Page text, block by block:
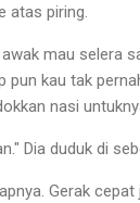
atas piring.
mau selera
pun kau tak
nasi
Dia duduk di
Gerak